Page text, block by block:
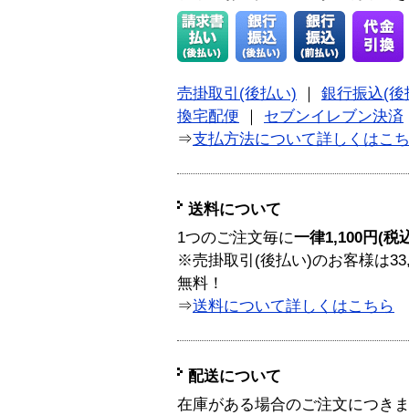
売掛取引(後払い)
銀行振込(後
換宅配便
セブンイレブン決済
⇒支払方法について詳しくはこ
送料について
1つのご注文毎に一律1,100円(税
※売掛取引(後払い)のお客様は
無料！
⇒送料について詳しくはこちら
配送について
在庫がある場合のご注文につき